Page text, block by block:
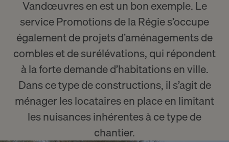
Vandœuvresen est un bon exemple. Le
service Promotions de la Régie s’occupe
également de projets d’aménagements de
combles et de surélévations, qui répondent
à la forte demande d’habitations en ville.
Dans ce type de constructions, il s’agit de
ménager les locataires en place en limitant
les nuisances inhérentes à ce type de
chantier.